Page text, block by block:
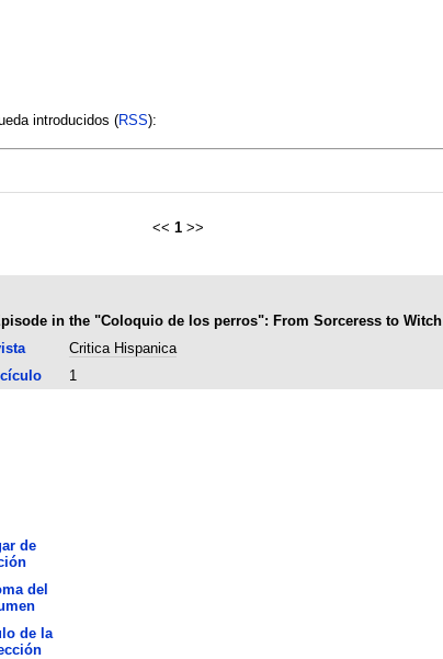
introducidos (RSS):
<< 1 >>
in the "Coloquio de los perros": From Sorceress to Witch
Critica Hispanica
1
de
del
de la